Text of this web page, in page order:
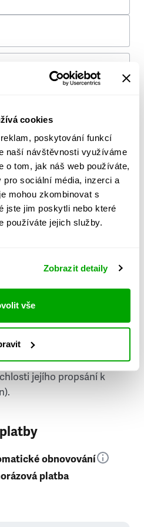
cookies
poskytování funkcí
naší návštěvnosti využíváme
o tom, jak náš web používáte,
sociální média, inzerci a
mohou zkombinovat s
jste jim poskytli nebo které
používáte jejich služby.
Zobrazit detaily
vše
v tištěné verzi, na
se můžete těšit
týden (v závislosti na
jejího propsání k
obnovování
platba